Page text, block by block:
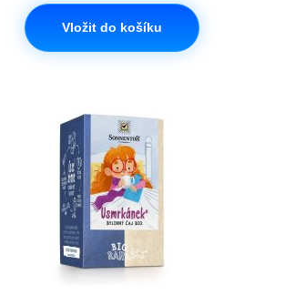
Vložit do košíku